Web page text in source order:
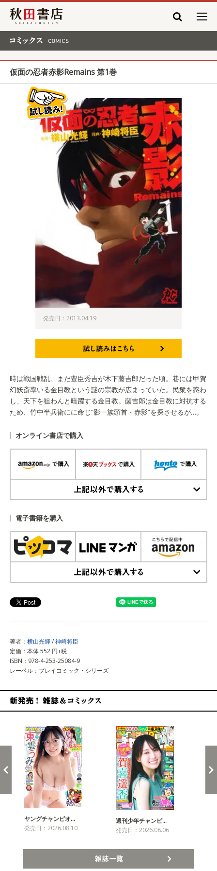
秋田書店
仮面の忍者赤影Remains 第1巻
発売日：2013.04.19
時は戦国戦乱、まだ豊臣秀吉が木下藤吉郎だった頃。巷には甲賀
幻妖斎率いる金目教という謎の宗教が広まっていた。民衆を惑わ
し、天下を狙わんと暗躍する金目教。藤吉郎は金目教に対抗する
ため、竹中半兵衛にに命じ“影一族頭首・赤影”を探させるが…。
オンライン書店で購入
電子書籍を購入
著者： 横山光輝/神崎将臣
定価：本体 552 円+税
ISBN：978-4-253-25084-9
レーベル：プレイコミック・シリーズ
ヤングチャンピオ…
発売日：2026.08.10
週刊少年チャンピ…
発売日：2026.08.06